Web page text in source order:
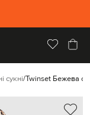
сукні Twinset Бежева